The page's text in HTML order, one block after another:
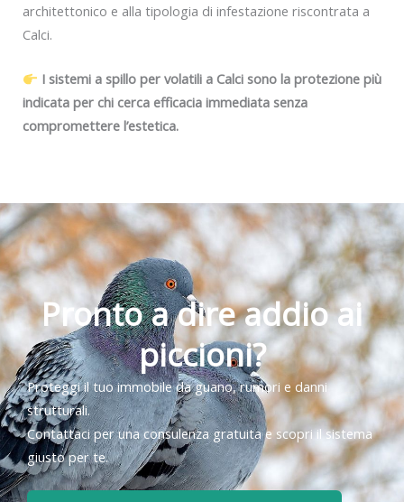
architettonico e alla tipologia di infestazione riscontrata a
Calci.
I sistemi a spillo per volatili a Calci sono la protezione più
indicata per chi cerca efficacia immediata senza
compromettere l’estetica.
Pronto a dire addio ai
piccioni?
Proteggi il tuo immobile da guano, rumori e danni
strutturali.
Contattaci per una consulenza gratuita e scopri il sistema
giusto per te.